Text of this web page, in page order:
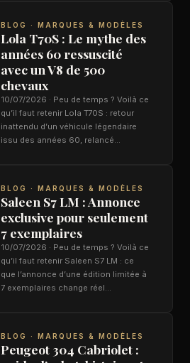
BLOG · MARQUES & MODÈLES
Lola T70S : Le mythe des
années 60 ressuscité
avec un V8 de 500
chevaux
10/07/2026 · Peu de temps ? Voilà ce
qu’il faut retenir Lola T70S : retour
inattendu d’un véhicule légendaire
issu des années 60, relancé…
BLOG · MARQUES & MODÈLES
Saleen S7 LM : Annonce
exclusive pour seulement
7 exemplaires
10/07/2026 · Peu de temps ? Voilà ce
qu’il faut retenir Saleen S7 LM : ce
que l’annonce d’une édition limitée à
7 exemplaires change réel…
BLOG · MARQUES & MODÈLES
Peugeot 304 Cabriolet :